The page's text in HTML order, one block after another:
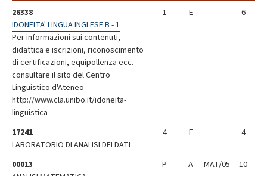
26338
IDONEITA' LINGUA INGLESE B - 1
Per informazioni sui contenuti,
didattica e iscrizioni, riconoscimento
di certificazioni, equipollenza ecc.
consultare il sito del Centro
Linguistico d'Ateneo
http://www.cla.unibo.it/idoneita-
linguistica
1 E 6
17241
LABORATORIO DI ANALISI DEI DATI
4 F 4
00013
P A MAT/05 10